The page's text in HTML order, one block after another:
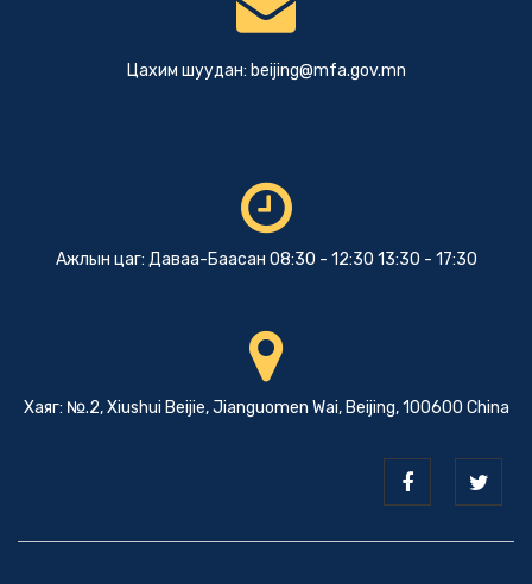
Цахим шуудан: beijing@mfa.gov.mn
Ажлын цаг: Даваа-Баасан 08:30 - 12:30 13:30 - 17:30
Хаяг: №.2, Xiushui Beijie, Jianguomen Wai, Beijing, 100600 China